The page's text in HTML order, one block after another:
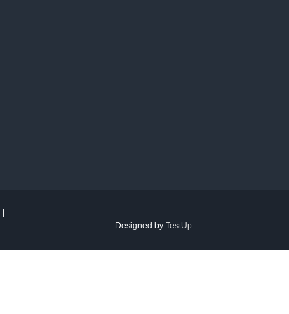
Designed by TestUp